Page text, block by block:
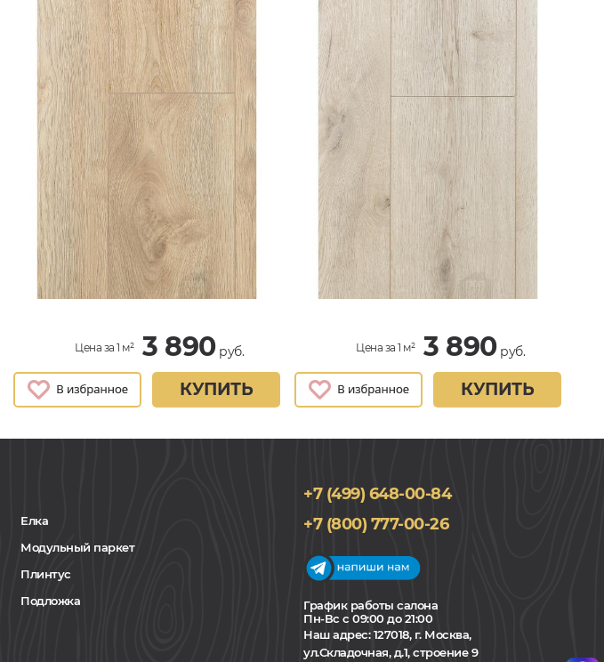
Цена за 1 м² 3 890руб.
КУПИТЬ
Цена за 1 м² 3 890руб.
КУПИТЬ
Елка
Модульный паркет
Плинтус
Подложка
+7 (499) 648-00-84
+7 (800) 777-00-26
График работы салона
Пн-Вс с 09:00 до 21:00
Наш адрес:127018, г. Москва,
ул.Складочная, д.1, строение 9